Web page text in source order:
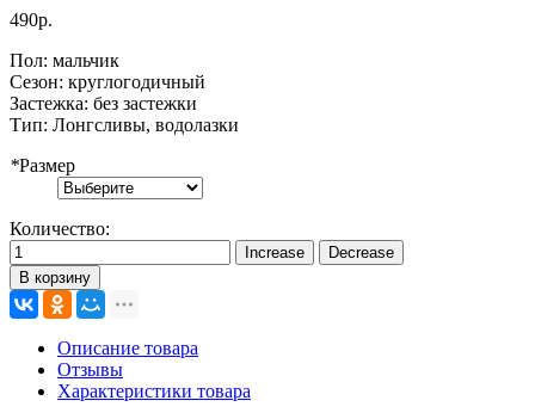
490р.
Пол: мальчик
Сезон: круглогодичный
Застежка: без застежки
Тип: Лонгсливы, водолазки
*Размер
Количество:
В корзину
Описание товара
Отзывы
Характеристики товара